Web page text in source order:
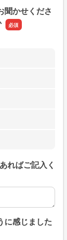
聞かせくださ
ればご記入く
ればご記入くだ
に感じました